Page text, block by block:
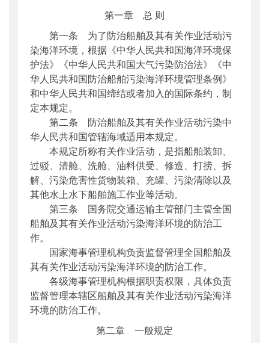
第一章 总 则
第一条 为了防治船舶及其有关作业活动污
染海洋环境，根据《中华人民共和国海洋环境保
护法》《中华人民共和国大气污染防治法》《中
华人民共和国防治船舶污染海洋环境管理条例》
和中华人民共和国缔结或者加入的国际条约，制
定本规定。
第二条 防治船舶及其有关作业活动污染中
华人民共和国管辖海域适用本规定。
本规定所称有关作业活动，是指船舶装卸、
过驳、清舱、洗舱、油料供受、修造、打捞、拆
解、污染危害性货物装箱、充罐、污染清除以及
其他水上水下船舶施工作业等活动。
第三条 国务院交通运输主管部门主管全国
船舶及其有关作业活动污染海洋环境的防治工
作。
国家海事管理机构负责监督管理全国船舶及
其有关作业活动污染海洋环境的防治工作。
各级海事管理机构根据职责权限，具体负责
监督管理本辖区船舶及其有关作业活动污染海洋
环境的防治工作。
第二章 一般规定